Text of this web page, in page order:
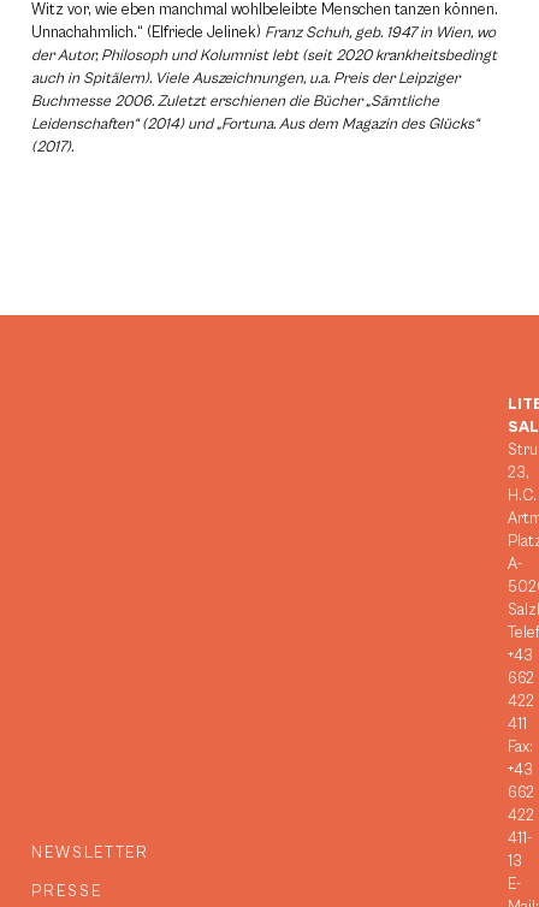
Witz vor, wie eben manchmal wohlbeleibte Menschen tanzen können.
Unnachahmlich.“ (Elfriede Jelinek) Franz Schuh, geb. 1947 in Wien, wo
der Autor, Philosoph und Kolumnist lebt (seit 2020 krankheitsbedingt
auch in Spitälern). Viele Auszeichnungen, u.a. Preis der Leipziger
Buchmesse 2006. Zuletzt erschienen die Bücher „Sämtliche
Leidenschaften“ (2014) und „Fortuna. Aus dem Magazin des Glücks“
(2017).
NEWSLETTER
PRESSE
23,
H.C.
A-
+43
662
422
411
Fax:
+43
662
422
411-
13
E-